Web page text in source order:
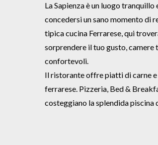
La Sapienza è un luogo
concedersi un sano momento di
tipica cucina Ferrarese, qui
sorprendere il tuo gusto, camere
confortevoli.
Il ristorante offre piatti di carne
ferrarese. Pizzeria, Bed &
costeggiano la splendida piscina